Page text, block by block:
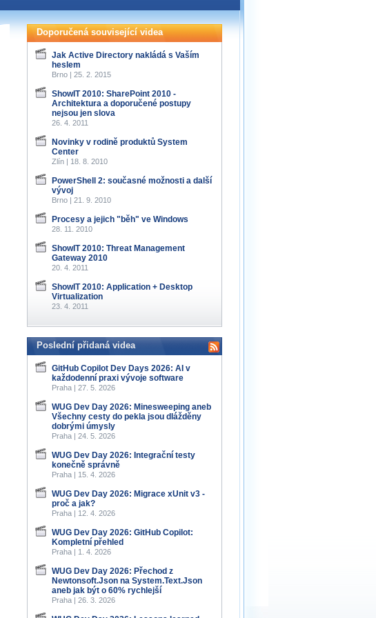
Doporučená související videa
Jak Active Directory nakládá s Vaším
heslem
Brno | 25. 2. 2015
ShowIT 2010: SharePoint 2010 -
Architektura a doporučené postupy
nejsou jen slova
26. 4. 2011
Novinky v rodině produktů System
Center
Zlín | 18. 8. 2010
PowerShell 2: současné možnosti a další
vývoj
Brno | 21. 9. 2010
Procesy a jejich "běh" ve Windows
28. 11. 2010
ShowIT 2010: Threat Management
Gateway 2010
20. 4. 2011
ShowIT 2010: Application + Desktop
Virtualization
23. 4. 2011
Poslední přidaná videa
GitHub Copilot Dev Days 2026: AI v
každodenní praxi vývoje software
Praha | 27. 5. 2026
WUG Dev Day 2026: Minesweeping aneb
Všechny cesty do pekla jsou dlážděny
dobrými úmysly
Praha | 24. 5. 2026
WUG Dev Day 2026: Integrační testy
konečně správně
Praha | 15. 4. 2026
WUG Dev Day 2026: Migrace xUnit v3 -
proč a jak?
Praha | 12. 4. 2026
WUG Dev Day 2026: GitHub Copilot:
Kompletní přehled
Praha | 1. 4. 2026
WUG Dev Day 2026: Přechod z
Newtonsoft.Json na System.Text.Json
aneb jak být o 60% rychlejší
Praha | 26. 3. 2026